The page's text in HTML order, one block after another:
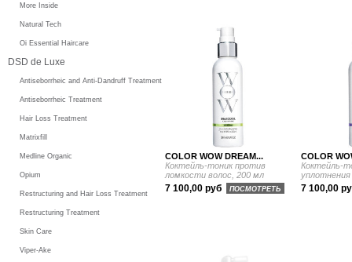
COLOR WOW DREAM...
Коктейль-тоник против
ломкости волос, 200 мл
7 100,00 руб ПОСМОТРЕТЬ
COLOR
Коктейль-
7 100,00
More Inside
Natural Tech
Oi Essential Haircare
DSD de Luxe
Antiseborrheic and Anti-Dandruff Treatment
Antiseborrheic Treatment
Hair Loss Treatment
Matrixfill
Medline Organic
Opium
Restructuring and Hair Loss Treatment
Restructuring Treatment
Skin Care
Viper-Ake